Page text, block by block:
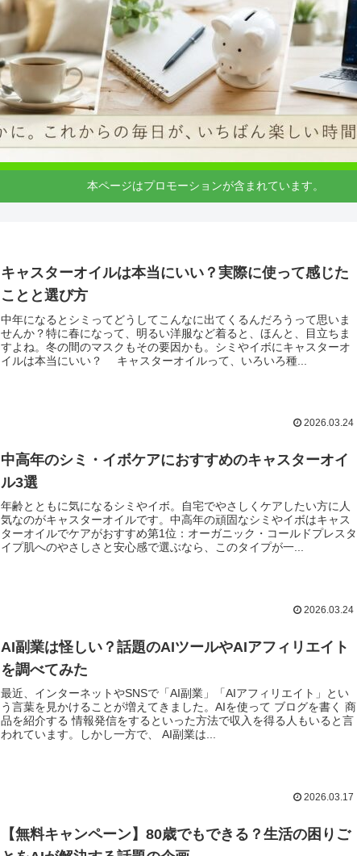
本ページはプロモーションが含まれています。
キャスターオイルは本当にいい？実際に使って感じた
ことと選び方
中年になるとシミってどうしてこんなに出てくるんだろうって思いま
せんか？特に春になって、明るい洋服など着ると、ほんと、目立ちま
すよね。冬の間のマスクもその要因かも。シミやイボにキャスターオ
イルは本当にいい？ キャスターオイルって、いろいろ種...
2026.03.24
中高年のシミ・イボケアにおすすめのキャスターオイ
ル3選
年齢とともに気になるシミやイボ。自宅でやさしくケアしたい方に人
気なのがキャスターオイルです。中高年の頑固なシミやイボはキャス
ターオイルでケアがおすすめ第1位：オーガニック・コールドプレスタ
イプ肌へのやさしさと安心感で選ぶなら、このタイプが一...
2026.03.24
AI副業は怪しい？話題のAIツールやAIアフィリエイト
を調べてみた
最近、インターネットやSNSで「AI副業」「AIアフィリエイト」とい
う言葉を見かけることが増えてきました。AIを使って ブログを書く 商
品を紹介する 情報発信をするといった方法で収入を得る人もいると言
われています。しかし一方で、 AI副業は...
2026.03.17
【無料キャンペーン】80歳でもできる？生活の困りご